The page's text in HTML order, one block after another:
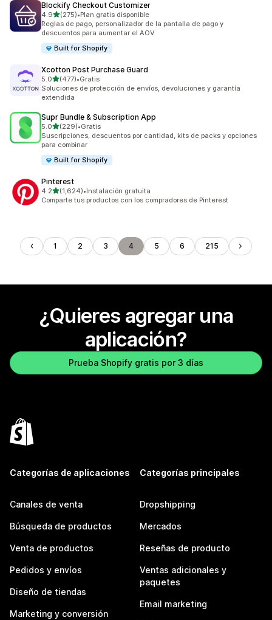
Blockify Checkout Customizer
4.9de 5 estrellas
(275)
275 reseñas en total
•Plan gratis disponible
Reglas de pago, personalizador de la pantalla de pago y
descuentos para aumentar el AOV
Built for Shopify
Xcotton Post Purchase Guard
5.0de 5 estrellas
(477)
477 reseñas en total
•Gratis
Soluciones de protección de envíos, devoluciones y garantía
extendida
Supr Bundle & Subscription App
5.0de 5 estrellas
(229)
229 reseñas en total
•Gratis
Suscripciones, descuentos por cantidad, kits de packs y opciones
para combinar
Built for Shopify
Pinterest
4.2de 5 estrellas
(1,624)
1624 reseñas en total
•Instalación gratuita
Comparte tus productos con los compradores de Pinterest
1 2 3 4 5 6 215
¿Quieres agregar una
aplicación?
Prueba Shopify gratis por 3 días
Categorías de aplicaciones
Canales de venta
Búsqueda de productos
Venta de productos
Pedidos y envíos
Diseño de tiendas
Marketing y conversión
Categorías principales
Dropshipping
Mercados
Reseñas de producto
Ventas adicionales y
paquetes
Email marketing